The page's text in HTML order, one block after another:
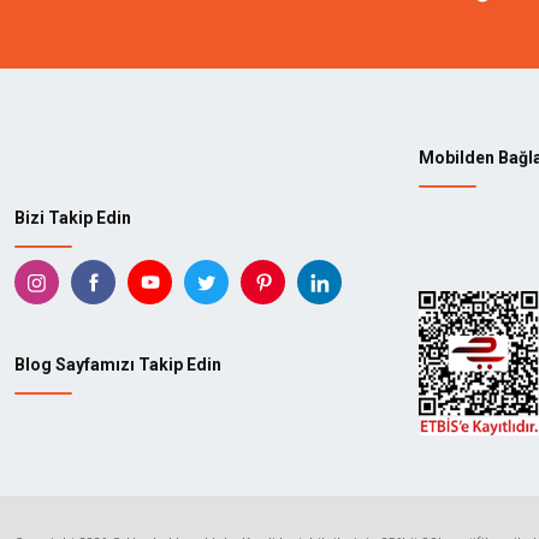
Bizi Takip Edin
Blog Sayfamızı Takip Edin
Mobilden